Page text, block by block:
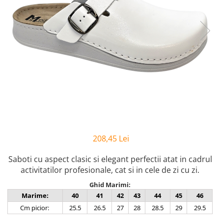
Doss
Vesna
Dr. Feet
208,45 Lei
Saboti cu aspect clasic si elegant perfectii atat in cadrul
activitatilor profesionale, cat si in cele de zi cu zi.
Ghid Marimi:
Marime:
40 41 42 43 44 45
46
Cm picior:
25.5 26.5 27 28 28.5 29 29.5